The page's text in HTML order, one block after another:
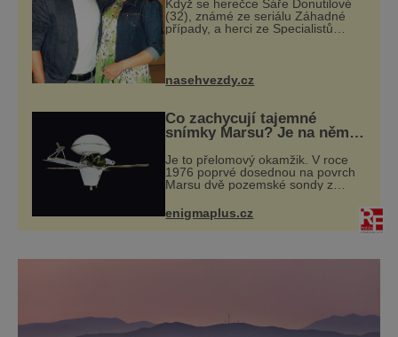
Když se herečce Sáře Donutilové
(32), známé ze seriálu Záhadné
případy, a herci ze Specialistů
syn E
nasehvezdy.cz
Co zachycují tajemné
snímky Marsu? Je na něm
Je to přelomový okamžik. V roce
1976 poprvé dosednou na povrch
Marsu dvě pozemské sondy z
Viking, které jsou schopny pořídit
fotografie záhadami opředené rudé
enigmaplus.cz